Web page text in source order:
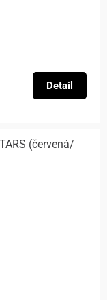
Detail
(červená/